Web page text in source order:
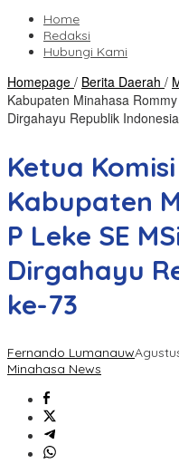
Home
Redaksi
Hubungi Kami
Homepage / Berita Daerah /
Kabupaten Minahasa
Dirgahayu Republik
Ketua Komisi
Kabupaten
P Leke SE
Dirgahayu
ke-73
Fernando Lumanauw
Minahasa News